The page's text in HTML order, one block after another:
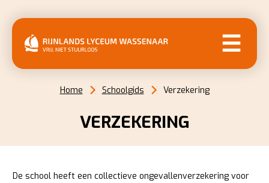
Home Schoolgids Verzekering
VERZEKERING
De school heeft een collectieve ongevallenverzekering voor